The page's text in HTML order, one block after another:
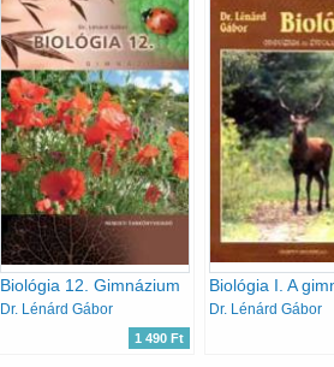
Biológia 12. Gimnázium
Dr. Lénárd Gábor
1 490 Ft
Dr. Lénárd Gábor